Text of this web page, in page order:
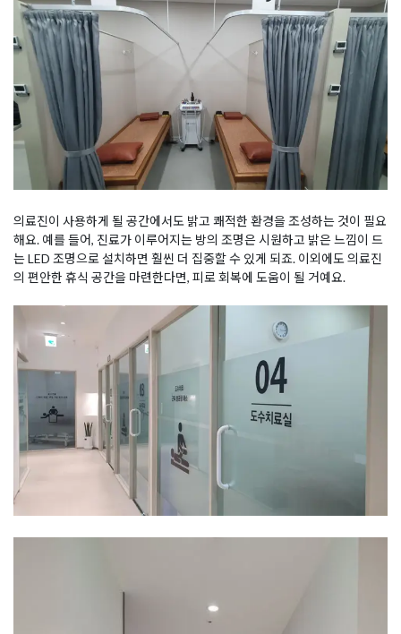
의료진이 사용하게 될 공간에서도 밝고 쾌적한 환경을 조성하는 것이 필요
해요. 예를 들어, 진료가 이루어지는 방의 조명은 시원하고 밝은 느낌이 드
는 LED 조명으로 설치하면 훨씬 더 집중할 수 있게 되죠. 이외에도 의료진
의 편안한 휴식 공간을 마련한다면, 피로 회복에 도움이 될 거예요.